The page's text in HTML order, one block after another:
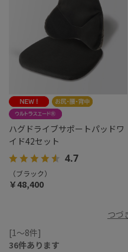
ハグドライブサポートパッドワ
イド42セット
4.7
（ブラック）
￥48,400
つづ
[1～8件]
36件あります